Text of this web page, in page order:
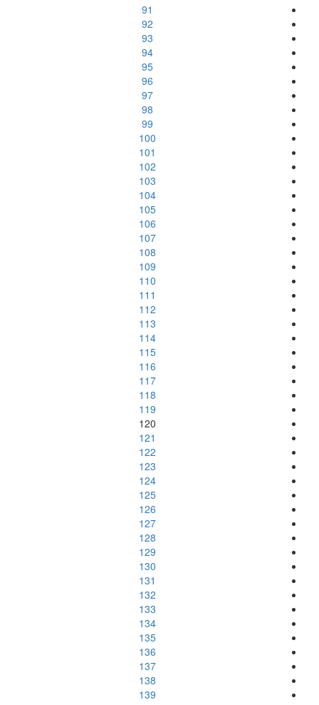
91
92
93
94
95
96
97
98
99
100
101
102
103
104
105
106
107
108
109
110
111
112
113
114
115
116
117
118
119
120
121
122
123
124
125
126
127
128
129
130
131
132
133
134
135
136
137
138
139